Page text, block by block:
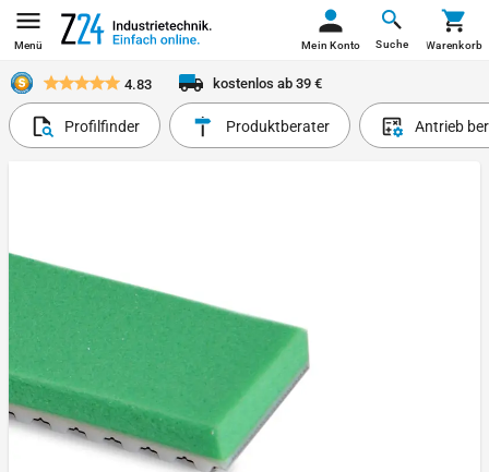
Menü Suche
Mein Konto Warenkorb
4.83 kostenlos ab 39 €
Profilfinder Produktberater Antrieb